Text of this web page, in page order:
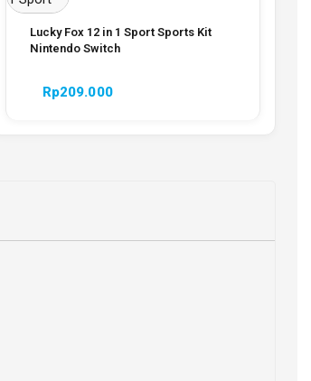
Lucky Fox 12 in 1 Sport Sports Kit
Nintendo Switch
Rp209.000